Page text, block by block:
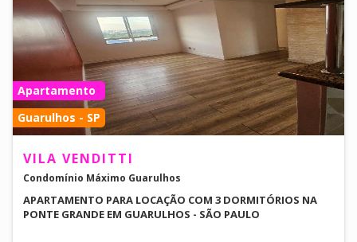
Apartamento
Guarulhos - SP
VILA VENDITTI
Condomínio Máximo Guarulhos
APARTAMENTO PARA LOCAÇÃO COM 3 DORMITÓRIOS NA
PONTE GRANDE EM GUARULHOS - SÃO PAULO